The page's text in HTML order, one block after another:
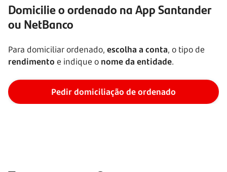
Domicilie o ordenado na App Santander
ou NetBanco
Para domiciliar ordenado, escolha a conta, o tipo de
rendimento e indique o nome da entidade.
Pedir domiciliação de ordenado